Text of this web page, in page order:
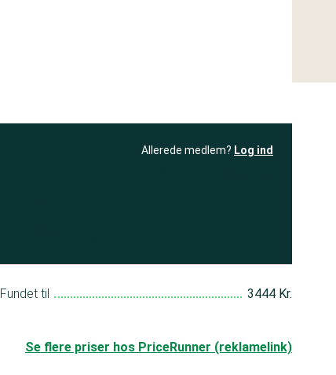
Allerede medlem? Log ind
Fundet til 3444 Kr.
Se flere priser hos PriceRunner (reklamelink)